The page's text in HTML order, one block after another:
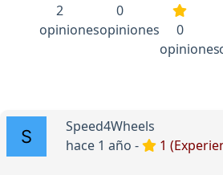
2
opiniones
0
opiniones
0
opiniones
Speed4Wheels
hace 1 año -
1